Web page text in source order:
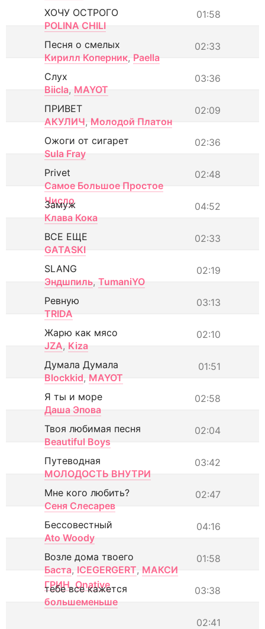
01:58
ХОЧУ ОСТРОГО
POLINA CHILI
02:33
Песня о смелых
Кирилл Коперник, Paella
03:36
Слух
Biicla, MAYOT
02:09
ПРИВЕТ
АКУЛИЧ, Молодой Платон
02:36
Ожоги от сигарет
Sula Fray
02:48
Privet
Самое Большое Простое
Число
04:52
Замуж
Клава Кока
02:33
ВСЕ ЕЩЕ
GATASKI
02:19
SLANG
Эндшпиль, TumaniYO
03:13
Ревную
TRIDA
02:10
Жарю как мясо
JZA, Kiza
01:51
Думала Думала
Blockkid, MAYOT
02:58
Я ты и море
Даша Эпова
02:04
Твоя любимая песня
Beautiful Boys
03:42
Путеводная
МОЛОДОСТЬ ВНУТРИ
02:47
Мне кого любить?
Сеня Слесарев
04:16
Бессовестный
Ato Woody
01:58
Возле дома твоего
Баста, ICEGERGERT, МАКСИ
ГРИН, Onative 03:38
тебе все кажется
большеменьше
02:41